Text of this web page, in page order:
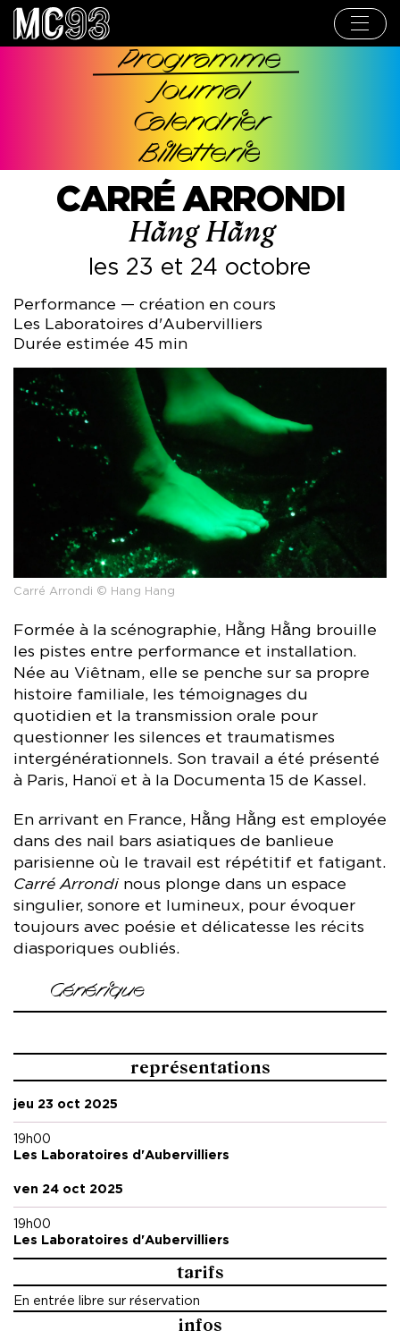
Aller
contenu
Navigation
Programme
Journal
Calendrier
Billetterie
Performance — création en cours
CARRÉ ARRONDI
Hằng Hằng
les 23 et 24 octobre
Les Laboratoires d'Aubervilliers
Durée estimée 45 min
Carré Arrondi © Hang Hang
Formée à la scénographie, Hằng Hằng brouille
les pistes entre performance et installation.
Née au Viêtnam, elle se penche sur sa propre
histoire familiale, les témoignages du
quotidien et la transmission orale pour
questionner les silences et traumatismes
intergénérationnels. Son travail a été présenté
à Paris, Hanoï et à la Documenta 15 de Kassel.
En arrivant en France, Hằng Hằng est employée
dans des nail bars asiatiques de banlieue
parisienne où le travail est répétitif et fatigant.
Carré Arrondi nous plonge dans un espace
singulier, sonore et lumineux, pour évoquer
toujours avec poésie et délicatesse les récits
diasporiques oubliés.
Générique
Avec Maya de Vulpilières, Hằng Hằng
Sound designer et Technicien Arthur Canac
Regard extérieur Anne Attali
Saint-Denis, dans le cadre de
européenne, l’espace de production artistique Doc Paris,
dans le cadre de la résidence Arts de la scène, L’association
résidence Inresidence 2024, Kunstencentrum BUDA
(Courtrai, Belgique), dans le cadre d’une résidence.
Remerciements à Baptiste de Laubier, Denis Tân-Desir,
représentations
jeu 23 oct 2025
19h00
Les Laboratoires d'Aubervilliers
ven 24 oct 2025
19h00
Les Laboratoires d'Aubervilliers
tarifs
En entrée libre sur réservation
infos